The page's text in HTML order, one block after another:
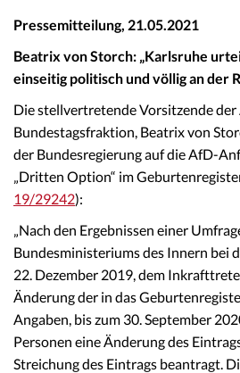
Pressemitteilung, 21.05.2021
Beatrix von Storch: „Karlsruhe
einseitig politisch und völlig an der
Die stellvertretende Vorsitzende der
Bundestagsfraktion, Beatrix von
der Bundesregierung auf die AfD-
„Dritten Option“ im
19/29242):
„Nach den Ergebnissen einer
Bundesministeriums des Innern bei
22. Dezember 2019, dem
Änderung der in das
Angaben, bis zum 30. September
Personen eine Änderung des
Streichung des Eintrags beantragt.